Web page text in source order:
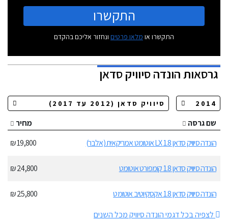
התקשרו
התקשרו או מלאו פרטים ונחזור אליכם בהקדם
גרסאותהונדה סיוויק סדאן
שם גרסה
מחיר
הונדה סיוויק סדאן 1.8 LX אוטומט אמריקאית (אלבר)
19,800 ₪
הונדה סיוויק סדאן 1.8 קומפורט אוטומט 24,800 ₪
הונדה סיוויק סדאן 1.8 אקסקיוטיב אוטומט
25,800 ₪
לצפיה בכל דגמי הונדה סיוויק מכל השנים